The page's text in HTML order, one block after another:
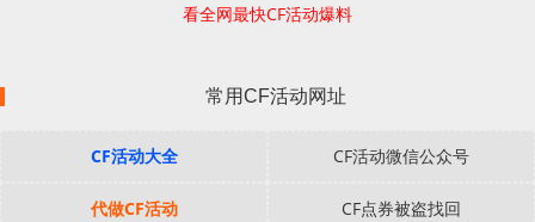
看全网最快CF活动爆料
常用CF活动网址
CF活动大全 CF活动微信公众号
代做CF活动 CF点券被盗找回